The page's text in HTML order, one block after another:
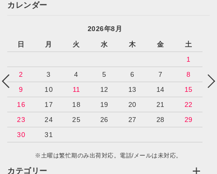
カテゴリー
カレンダー
2026年8月
日
月 火 水 木 金
土
1
2
3 4 5 6 7
8
9
10 11 12 13 14
15
16
17 18 19 20 21
22
23
24 25 26 27 28
29
30
31
※土曜は繁忙期のみ出荷対応。電話/メールは未対応。